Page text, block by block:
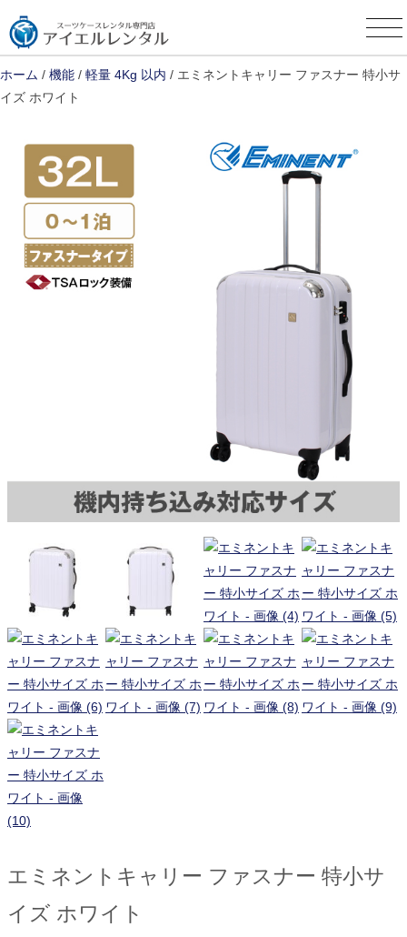
to
content
ホーム / 機能 / 軽量 4Kg 以内 / エミネントキャリー ファスナー 特小サ
イズ ホワイト
エミネントキャリー ファスナー 特小サ
イズ ホワイト